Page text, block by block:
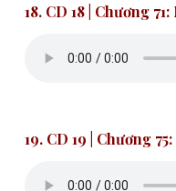
18. CD 18 | Chương
19. CD 19 | Chương 75: